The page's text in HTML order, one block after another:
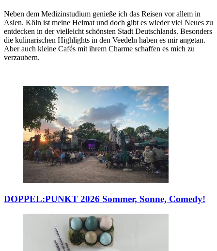
Neben dem Medizinstudium genieße ich das Reisen vor allem in
Asien. Köln ist meine Heimat und doch gibt es wieder viel Neues zu
entdecken in der vielleicht schönsten Stadt Deutschlands. Besonders
die kulinarischen Highlights in den Veedeln haben es mir angetan.
Aber auch kleine Cafés mit ihrem Charme schaffen es mich zu
verzaubern.
DOPPEL:PUNKT 2026 Sommer, Sonne, Comedy!